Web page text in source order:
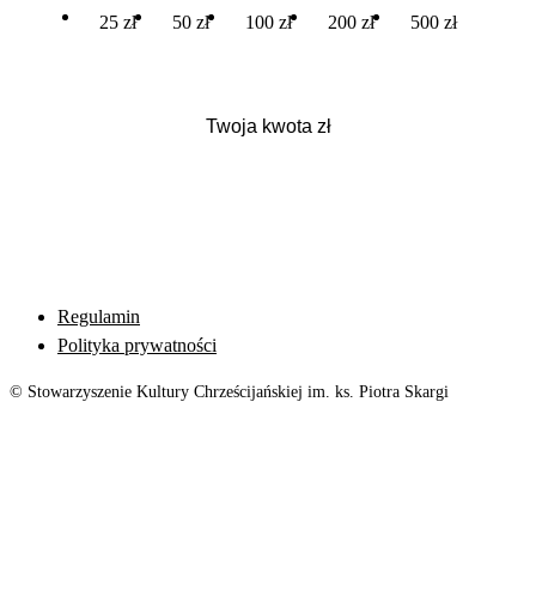
25 zł 50 zł 100 zł 200 zł 500 zł
Regulamin
Polityka prywatności
© Stowarzyszenie Kultury Chrześcijańskiej im. ks. Piotra Skargi